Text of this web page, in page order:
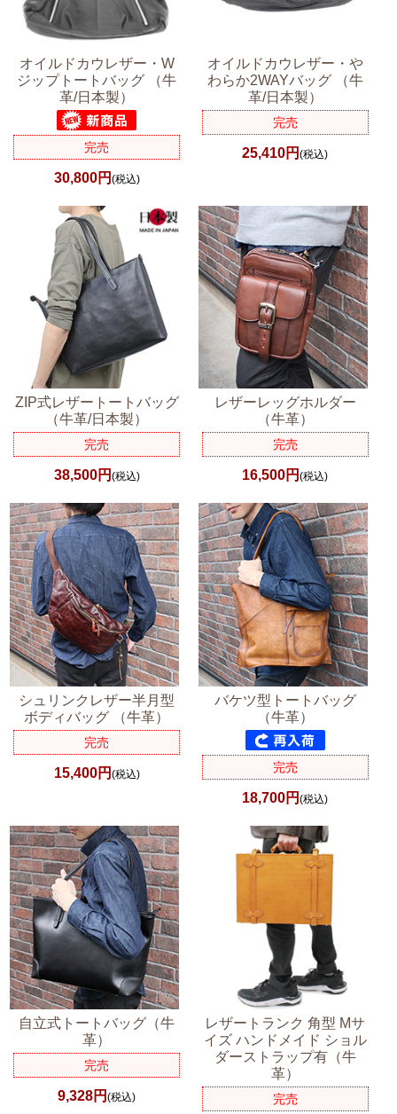
オイルドカウレザー・W
ジップトートバッグ （牛
革/日本製）
完売
30,800円 (税込)
オイルドカウレザー・や
わらか2WAYバッグ （牛
革/日本製）
完売
25,410円(税込)
ZIP式レザートートバッグ
（牛革/日本製）
完売
38,500円 (税込)
レザーレッグホルダー
（牛革）
完売
16,500円(税込)
シュリンクレザー半月型
ボディバッグ （牛革）
完売
15,400円 (税込)
バケツ型トートバッグ
（牛革）
完売
18,700円(税込)
自立式トートバッグ（牛
革）
完売
9,328円(税込)
レザートランク 角型 Mサ
イズ ハンドメイド ショル
ダーストラップ有（牛
革）
完売